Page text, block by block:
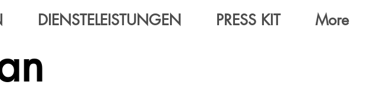
DIENSTELEISTUNGEN PRESS KIT More